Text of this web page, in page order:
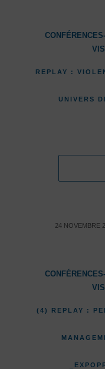
REPLAY :
UNIVERS
24 NOVEMBRE
/
(4) REPLAY :